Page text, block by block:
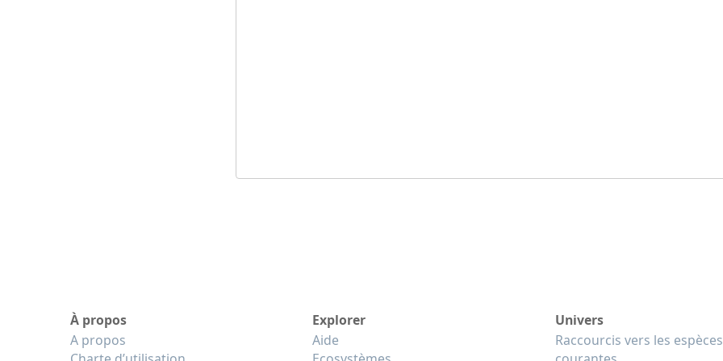
À propos
A propos
Explorer
Aide
Univers
Raccourcis vers les espèces